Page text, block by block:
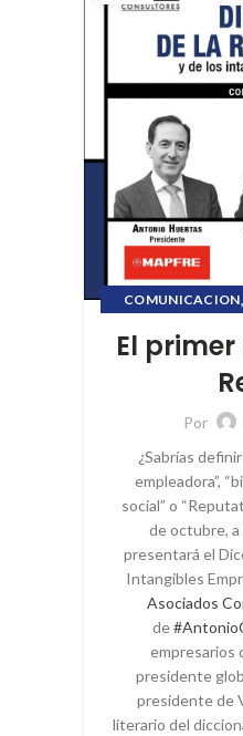
COMUNICACION,
FORMACION
REPUTACIÓN
El
Por
¿Sabrías
empleadora”,
social” o
de octubre, a
presentará el
Intangibles
Asociados
de
empresarios
presidente
presidente de
literario del